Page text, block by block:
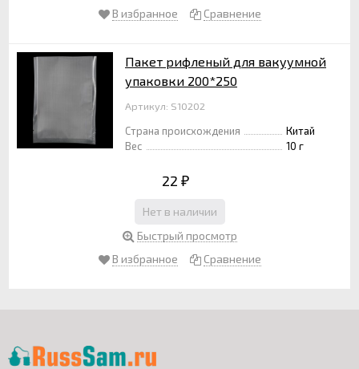
В избранное
Сравнение
Пакет рифленый для вакуумной
упаковки 200*250
Артикул: S10202
Страна происхождения
Китай
Вес
10 г
22 ₽
Нет в наличии
Быстрый просмотр
В избранное
Сравнение